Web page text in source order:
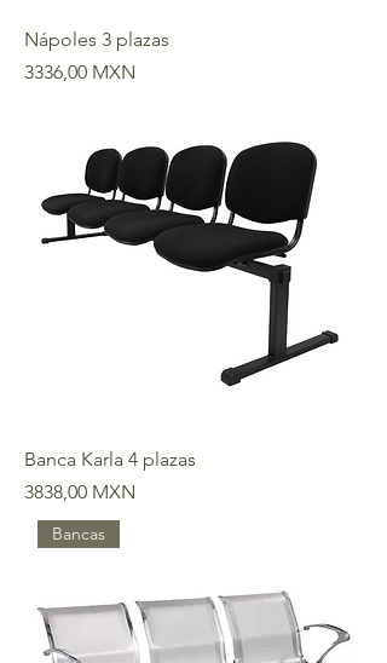
Nápoles 3 plazas
Precio
3336,00 MXN
Banca Karla 4 plazas
Precio
3838,00 MXN
Bancas